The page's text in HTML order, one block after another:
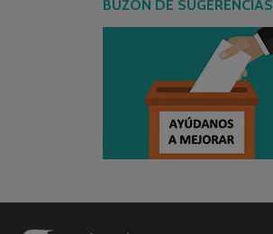
BUZÓN DE SUGERENCIAS